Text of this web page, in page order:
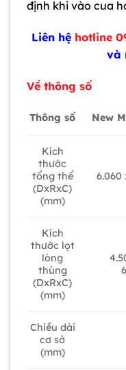
định khi vào cua
Liên hệ hotline
và
Về thông số
Thông số New
Kích
thước
tổng thể
(DxRxC)
(mm)
6.060
Kích
thước lọt
lòng
thùng
(DxRxC)
(mm)
Chiều dài
cơ sở
(mm)